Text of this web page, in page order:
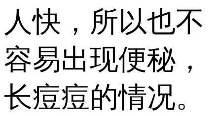
人快，所以也不
容易出现便秘，
长痘痘的情况。